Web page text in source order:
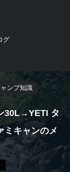
グ
ンプ知識
30L→YETI タ
ミキャンのメ